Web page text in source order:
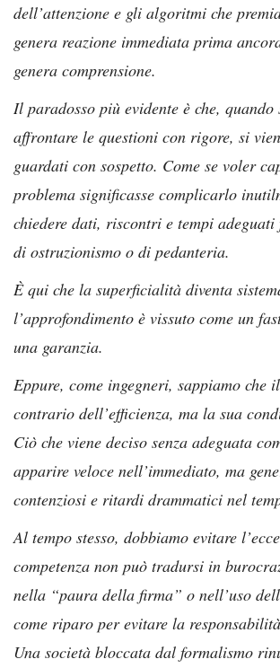
dell’attenzione e gli algoritmi che
genera reazione immediata prima
genera comprensione.
Il paradosso più evidente è che,
affrontare le questioni con rigore, si
guardati con sospetto. Come se voler
problema significasse complicarlo
chiedere dati, riscontri e tempi adeguati
di ostruzionismo o di pedanteria.
È qui che la superficialità diventa
l’approfondimento è vissuto come un
una garanzia.
Eppure, come ingegneri, sappiamo che
contrario dell’efficienza, ma la sua
Ciò che viene deciso senza adeguata
apparire veloce nell’immediato, ma
contenziosi e ritardi drammatici nel
Al tempo stesso, dobbiamo evitare
competenza non può tradursi in
nella “paura della firma” o nell’uso
come riparo per evitare la
Una società bloccata dal formalismo